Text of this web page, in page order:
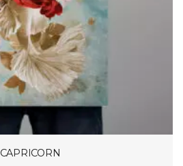
CAPRICORN